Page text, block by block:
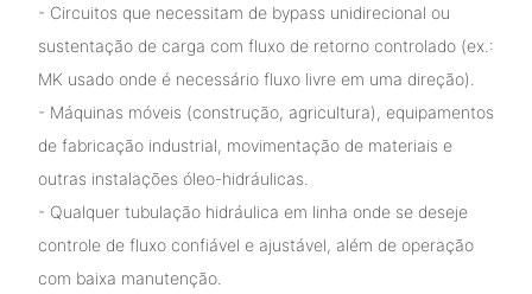
- Circuitos que necessitam de bypass unidirecional ou
sustentação de carga com fluxo de retorno controlado (ex.:
MK usado onde é necessário fluxo livre em uma direção).
- Máquinas móveis (construção, agricultura), equipamentos
de fabricação industrial, movimentação de materiais e
outras instalações óleo-hidráulicas.
- Qualquer tubulação hidráulica em linha onde se deseje
controle de fluxo confiável e ajustável, além de operação
com baixa manutenção.